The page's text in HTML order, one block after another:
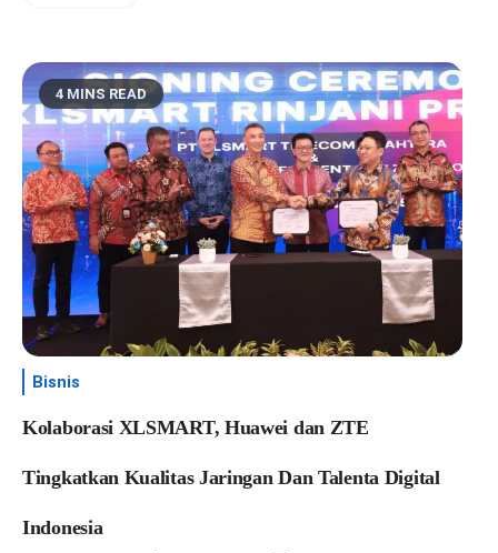
4 MINS READ
Bisnis
Kolaborasi XLSMART, Huawei dan ZTE
Tingkatkan Kualitas Jaringan Dan Talenta Digital
Indonesia